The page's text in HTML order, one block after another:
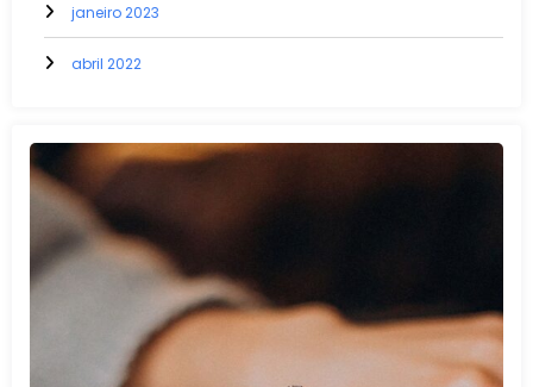
janeiro 2023
abril 2022